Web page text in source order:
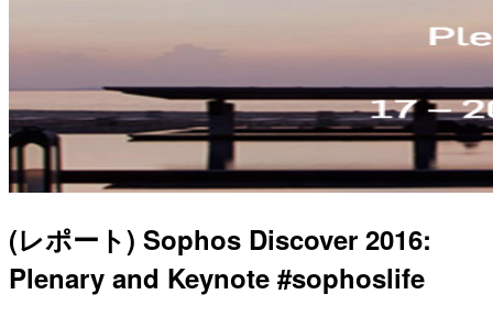
(レポート) Sophos Discover 2016:
Plenary and Keynote #sophoslife